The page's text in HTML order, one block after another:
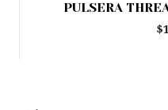
Agotado
PULSERA